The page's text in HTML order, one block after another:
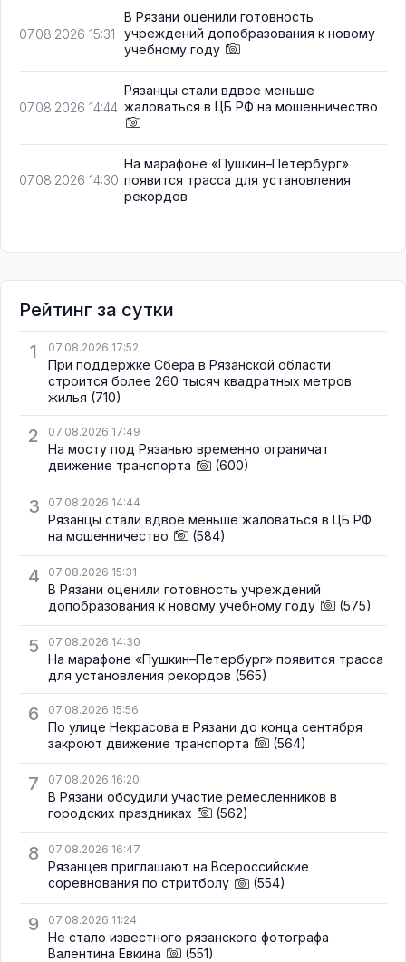
07.08.2026 15:31
В Рязани оценили готовность
учреждений допобразования к новому
учебному году
07.08.2026 14:44
Рязанцы стали вдвое меньше
жаловаться в ЦБ РФ на мошенничество
07.08.2026 14:30
На марафоне «Пушкин–Петербург»
появится трасса для установления
рекордов
Рейтинг за сутки
1
07.08.2026 17:52
При поддержке Сбера в Рязанской области
строится более 260 тысяч квадратных метров
жилья (710)
2 07.08.2026 17:49
На мосту под Рязанью временно ограничат
движение транспорта
(600)
3 07.08.2026 14:44
Рязанцы стали вдвое меньше жаловаться в ЦБ РФ
на мошенничество
(584)
4 07.08.2026 15:31
В Рязани оценили готовность учреждений
допобразования к новому учебному году
(575)
5 07.08.2026 14:30
На марафоне «Пушкин–Петербург» появится трасса
для установления рекордов (565)
6 07.08.2026 15:56
По улице Некрасова в Рязани до конца сентября
закроют движение транспорта
(564)
7 07.08.2026 16:20
В Рязани обсудили участие ремесленников в
городских праздниках
(562)
8 07.08.2026 16:47
Рязанцев приглашают на Всероссийские
соревнования по стритболу
(554)
9 07.08.2026 11:24
Не стало известного рязанского фотографа
Валентина Евкина
(551)